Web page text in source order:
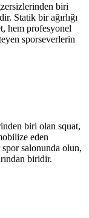
biri
Statik bir ağırlığı
hem profesyonel
sporseverlerin
biri olan squat,
eden
salonunda olun,
biridir.